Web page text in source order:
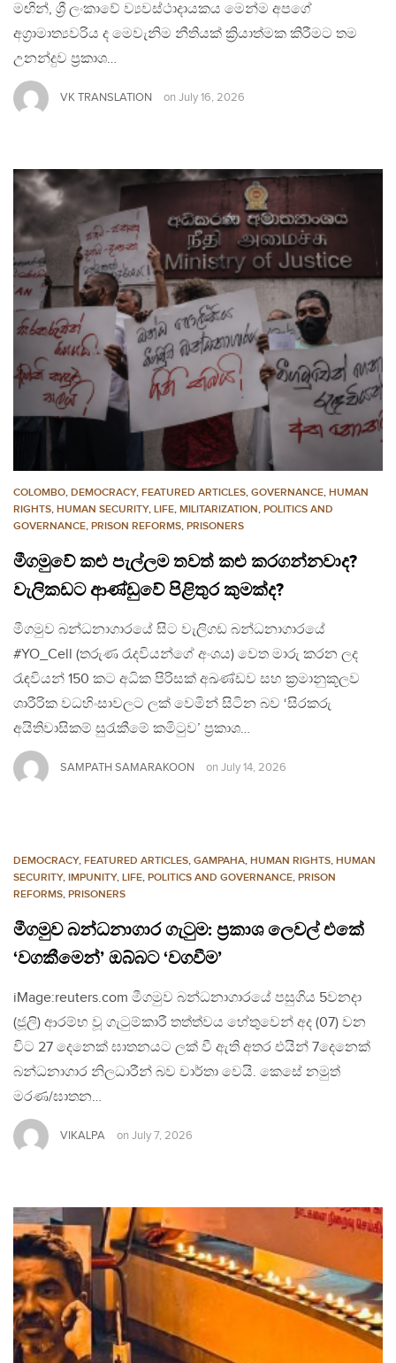
මඟින්, ශ්‍රී ලංකාවේ ව්‍යවස්ථාදායකය මෙන්ම අපගේ
අග්‍රාමාත්‍යවරිය ද මෙවැනිම නීතියක් ක්‍රියාත්මක කිරීමට තම
උනන්දුව ප්‍රකාශ…
VK TRANSLATION on July 16, 2026
COLOMBO, DEMOCRACY, FEATURED ARTICLES, GOVERNANCE, HUMAN
RIGHTS, HUMAN SECURITY, LIFE, MILITARIZATION, POLITICS AND
GOVERNANCE, PRISON REFORMS, PRISONERS
මීගමුවේ කළු පැල්ලම තවත් කළු කරගන්නවාද?
වැලිකඩට ආණ්ඩුවේ පිළිතුර කුමක්ද?
මීගමුව බන්ධනාගාරයේ සිට වැලිගඩ බන්ධනාගාරයේ
#YO_Cell (තරුණ රැදවියන්ගේ අංශය) වෙත මාරු කරන ලද
රැඳවියන් 150 කට අධික පිරිසක් අඛණ්ඩව සහ ක්‍රමානුකූලව
ශාරීරික වධහිංසාවලට ලක් වෙමින් සිටින බව ‘සිරකරු
අයිතිවාසිකම් සුරැකීමේ කමිටුව’ ප්‍රකාශ…
SAMPATH SAMARAKOON on July 14, 2026
DEMOCRACY, FEATURED ARTICLES, GAMPAHA, HUMAN RIGHTS, HUMAN
SECURITY, IMPUNITY, LIFE, POLITICS AND GOVERNANCE, PRISON
REFORMS, PRISONERS
මීගමුව බන්ධනාගාර ගැටුම: ප්‍රකාශ ලෙවල් එකේ
‘වගකීමෙන්’ ඔබ්බට ‘වගවීම’
iMage:reuters.com මීගමුව බන්ධනාගාරයේ පසුගිය 5වනදා
(ජූලි) ආරම්භ වූ ගැටුම්කාරී තත්ත්වය හේතුවෙන් අද (07) වන
විට 27 දෙනෙක් ඝාතනයට ලක් වී ඇති අතර එයින් 7දෙනෙක්
බන්ධනාගාර නිලධාරීන් බව වාර්තා වෙයි. කෙසේ නමුත්
මරණ/ඝාතන…
VIKALPA on July 7, 2026